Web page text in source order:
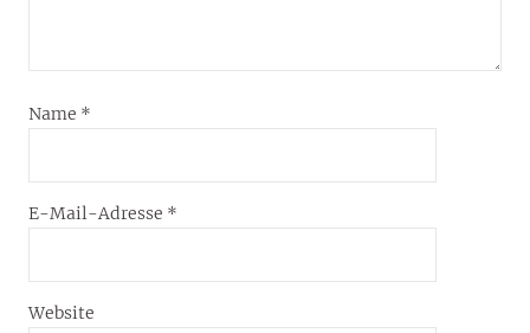
Name *
E-Mail-Adresse *
Website